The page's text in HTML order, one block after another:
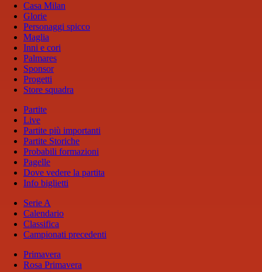
Casa Milan
Glorie
Personaggi spicco
Maglia
Inni e cori
Palmares
Sponsor
Progetti
Store squadra
Partite
Live
Partite più importanti
Partite Storiche
Probabili formazioni
Pagelle
Dove vedere la partita
Info biglietti
Serie A
Calendario
Classifica
Campionati precedenti
Primavera
Rosa Primavera